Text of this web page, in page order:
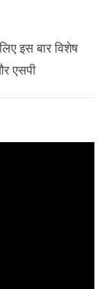
इस बार विशेष
एसपी